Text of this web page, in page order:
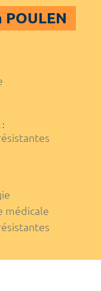
:
médicale